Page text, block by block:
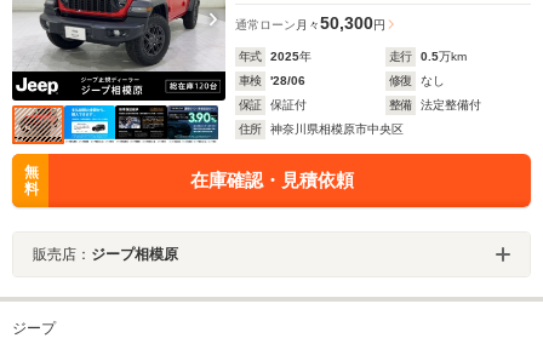
通常ローン 月々50,300円
年式 2025年 走行 0.5万km
車検
'28/06 修復
なし
保証
保証付 整備
法定整備付
住所
神奈川県相模原市中央区
無
料
在庫確認・見積依頼
販売店： ジープ相模原
ジープ